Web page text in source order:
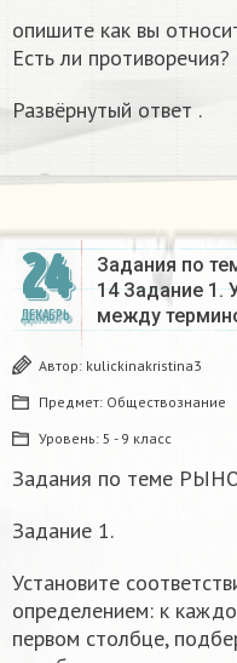
опишите как вы
Есть ли противоречия?
Развёрнутый ответ .
24
ДЕКАБРЬ
Задания по
14 Задание 1.
между
Автор: kulickinakristina3
Предмет: Обществознание
Уровень: 5 - 9 класс
Задания по теме
Задание 1.
Установите
определением: к
первом столбце,